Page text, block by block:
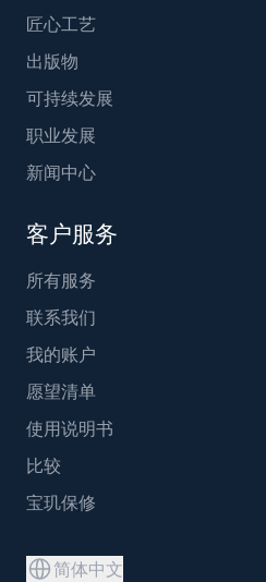
匠心工艺
出版物
可持续发展
职业发展
新闻中心
客户服务
所有服务
联系我们
我的账户
愿望清单
使用说明书
比较
宝玑保修
简体中文